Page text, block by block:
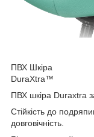
ПВХ Шкіра
DuraXtra™
ПВХ шкіра Duraxtra
Стійкість до
довговічність.